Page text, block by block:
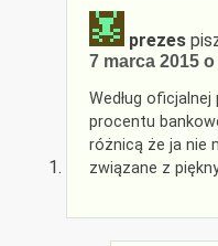
prezes
7 marca 2015
Według
procentu
różnicą że ja nie
związane z